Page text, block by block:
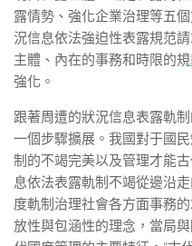
露情勢、強化企業治理等五
況信息依法強迫性表露規范
主體、內在的事務和時限的規
強化。
跟著周遭的狀況信息表露軌
一個步驟擴展。我國對于國
制的不竭完美以及管理才能
息依法表露軌制不竭從邊沿
度軌制治理社會各方面事務
放性與包涵性的理念，當局